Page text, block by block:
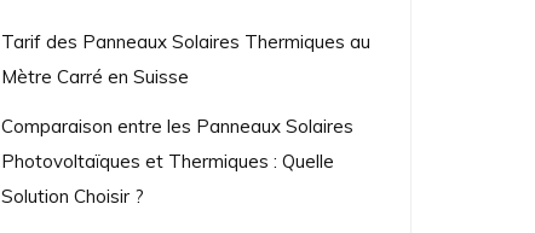
Tarif des Panneaux Solaires Thermiques au
Mètre Carré en Suisse
Comparaison entre les Panneaux Solaires
Photovoltaïques et Thermiques : Quelle
Solution Choisir ?